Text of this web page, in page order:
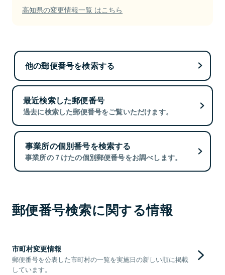
高知県の変更情報一覧 はこちら
他の郵便番号を検索する
最近検索した郵便番号
過去に検索した郵便番号をご覧いただけます。
事業所の個別番号を検索する
事業所の７けたの個別郵便番号をお調べします。
郵便番号検索に関する情報
市町村変更情報
郵便番号を公表した市町村の一覧を実施日の新しい順に掲載
しています。